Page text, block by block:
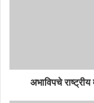
अभाविपचे